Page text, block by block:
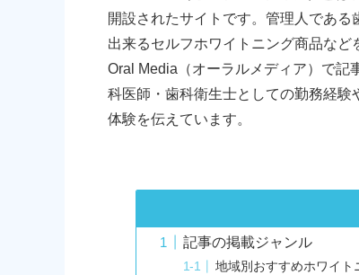
開設されたサイトです。管理人であ
出来るセルフホワイトニング商品など
Oral Media（オーラルメディア）で記
科医師・歯科衛生士としての勤務経
体験を伝えています。
記事の掲載ジャンル
地域別おすすめホワイト